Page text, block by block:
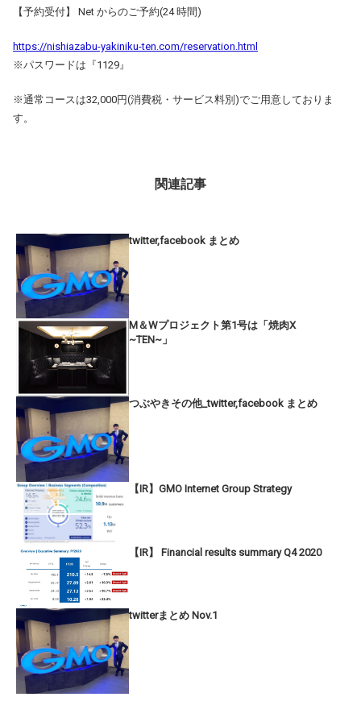
【予約受付】 Net からのご予約(24 時間)
https://nishiazabu-yakiniku-ten.com/reservation.html
※パスワードは『1129』
※通常コースは32,000円(消費税・サービス料別)でご用意しておりま
す。
関連記事
twitter,facebook まとめ
M＆Wプロジェクト第1号は「焼肉X
~TEN~」
つぶやきその他_twitter,facebook まとめ
【IR】GMO Internet Group Strategy
【IR】 Financial results summary Q4 2020
twitterまとめ Nov.1